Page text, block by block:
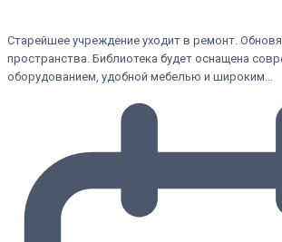
Старейшее учреждение уходит в ремонт.
пространства. Библиотека будет оснащена
оборудованием, удобной мебелью и широким…